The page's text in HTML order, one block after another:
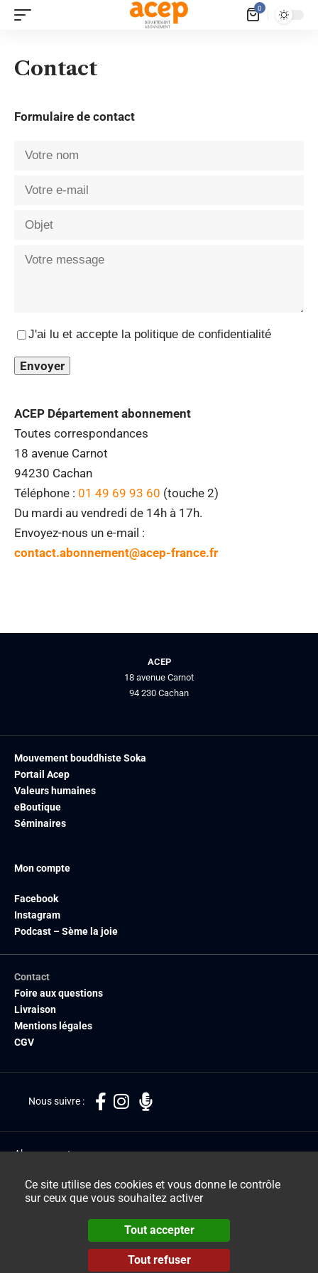
0
Contact
Formulaire de contact
J'ai lu et accepte la politique de confidentialité
Alternative:
ACEP Département abonnement
Toutes correspondances
18 avenue Carnot
94230 Cachan
Téléphone : 01 49 69 93 60 (touche 2)
Du mardi au vendredi de 14h à 17h.
Envoyez-nous un e-mail :
contact.abonnement@acep-france.fr
ACEP
18 avenue Carnot
94 230 Cachan
Mouvement bouddhiste Soka
Portail Acep
Valeurs humaines
eBoutique
Séminaires
Mon compte
Facebook
Instagram
Podcast – Sème la joie
Contact
Foire aux questions
Livraison
Mentions légales
CGV
Nous suivre :
Abonnement :
Courrier des lecteurs :
valeurshumaines@acep-france.fr
Panneau de gestion des cookies
Ce site utilise des cookies et vous donne le contrôle
sur ceux que vous souhaitez activer
Tout accepter
Tout refuser